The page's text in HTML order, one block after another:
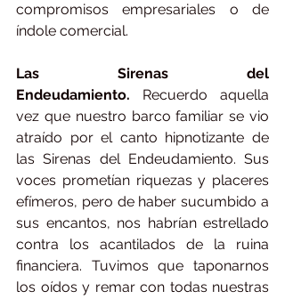
compromisos empresariales o de
índole comercial.
Las Sirenas del
Endeudamiento. Recuerdo aquella
vez que nuestro barco familiar se vio
atraído por el canto hipnotizante de
las Sirenas del Endeudamiento. Sus
voces prometían riquezas y placeres
efímeros, pero de haber sucumbido a
sus encantos, nos habrían estrellado
contra los acantilados de la ruina
financiera. Tuvimos que taponarnos
los oídos y remar con todas nuestras